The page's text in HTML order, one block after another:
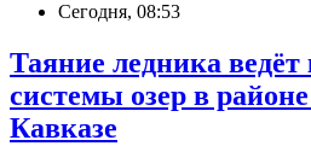
Сегодня, 08:53
Таяние ледника
системы озер в
Кавказе